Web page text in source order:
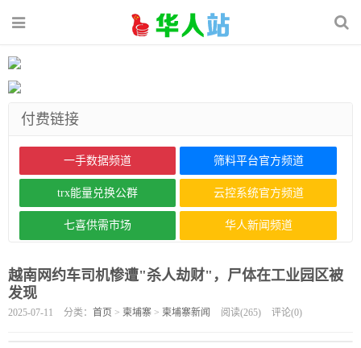
付费链接
一手数据频道 筛料平台官方频道
trx能量兑换公群 云控系统官方频道
七喜供需市场 华人新闻频道
越南网约车司机惨遭"杀人劫财"，尸体在工业园区被
发现
2025-07-11 分类： 首页 > 柬埔寨 > 柬埔寨新闻 阅读(265) 评论(0)